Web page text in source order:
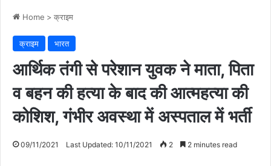
Home > क्राइम
क्राइम भारत
आर्थिक तंगी से परेशान युवक ने माता, पिता
व बहन की हत्या के बाद की आत्महत्या की
कोशिश, गंभीर अवस्था में अस्पताल में भर्ती
09/11/2021 Last Updated: 10/11/2021 2 2 minutes read